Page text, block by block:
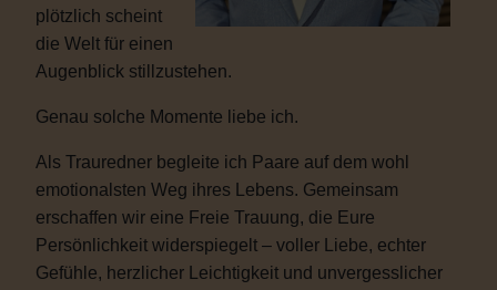
plötzlich scheint
die Welt für einen
Augenblick stillzustehen.
Genau solche Momente liebe ich.
Als Trauredner begleite ich Paare auf dem wohl
emotionalsten Weg ihres Lebens. Gemeinsam
erschaffen wir eine Freie Trauung, die Eure
Persönlichkeit widerspiegelt – voller Liebe, echter
Gefühle, herzlicher Leichtigkeit und unvergesslicher